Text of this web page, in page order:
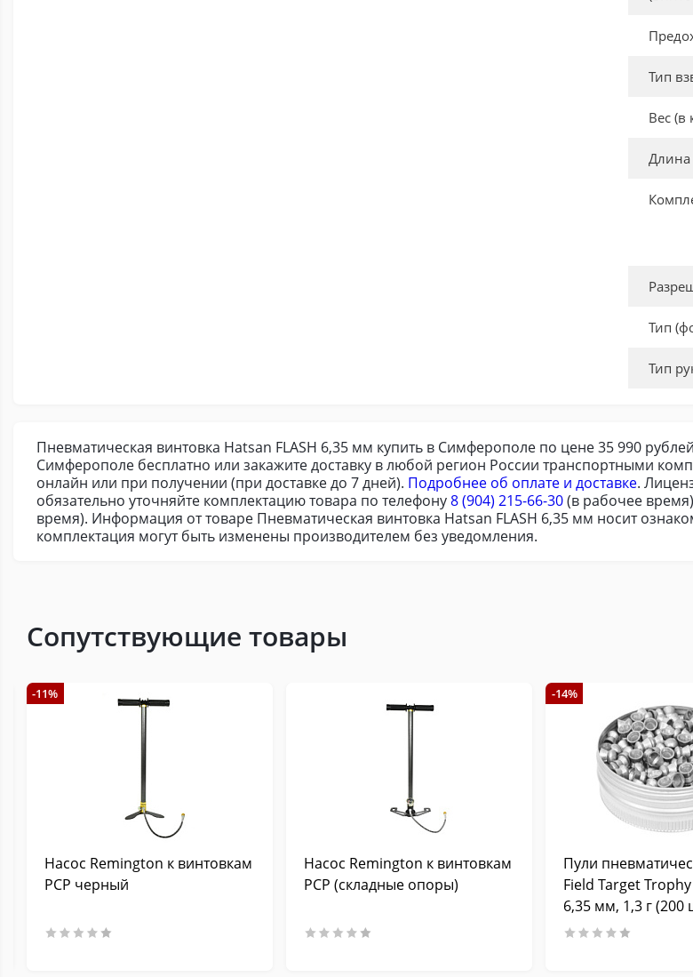
Тип
Вес (в
Тип
Тип
Пневматическая винтовка Hatsan FLASH 6,35 мм купить в Симферополе по цене 35 990
Симферополе бесплатно или закажите доставку в любой регион России транспортными
онлайн или при получении (при доставке до 7 дней). Подробнее об оплате и доставке.
обязательно уточняйте комплектацию товара по телефону8 (904) 215-66-30(в рабочее
время). Информация от товаре Пневматическая винтовка Hatsan FLASH 6,35 мм носит
комплектация могут быть изменены производителем без уведомления.
Сопутствующие товары
-11%
Насос Remington к винтовкам
PCP черный
Насос Remington к винтовкам
PCP (складные опоры)
-14%
Пули
Field Target
6,35 мм, 1,3 г (200